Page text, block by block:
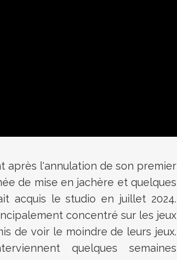
après l'annulation de son premier
de mise en jachère et quelques
acquis le studio en juillet 2024.
concentré sur les jeux
de voir le moindre de leurs jeux.
quelques semaines